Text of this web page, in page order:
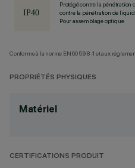
Protégé contre la pénétration
contre la pénétration de
Pour assemblage optique
Conforme à la norme EN60598-1 et aux
PROPRIÉTÉS PHYSIQUES
Matériel
CERTIFICATIONS PRODUIT